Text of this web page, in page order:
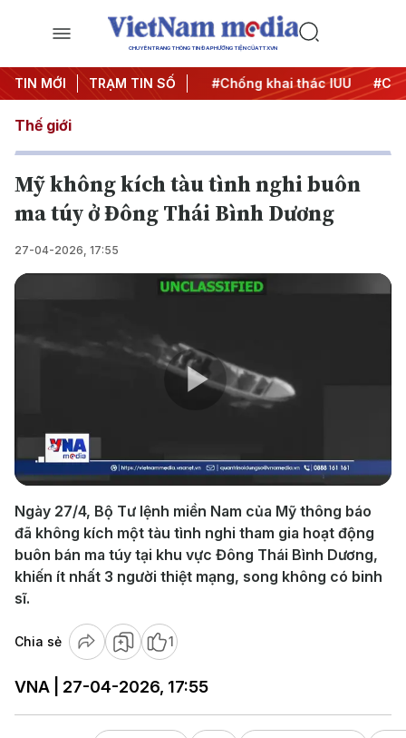
CHUYÊN TRANG THÔNG TIN ĐA PHƯƠNG TIỆN CỦA TTXVN
TIN MỚI TRẠM TIN SỐ
#Chiến dịch 500 ngày đêm #Chống khai thác IUU
Thế giới
Mỹ không kích tàu tình nghi buôn
ma túy ở Đông Thái Bình Dương
27-04-2026, 17:55
Play
Video
Ngày 27/4, Bộ Tư lệnh miền Nam của Mỹ thông báo
đã không kích một tàu tình nghi tham gia hoạt động
buôn bán ma túy tại khu vực Đông Thái Bình Dương,
khiến ít nhất 3 người thiệt mạng, song không có binh
sĩ.
Chia sẻ 1
VNA | 27-04-2026, 17:55